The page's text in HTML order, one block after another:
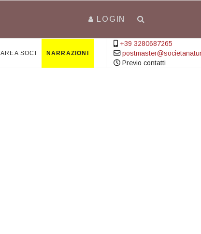
LOGIN
AREA SOCI NARRAZIONI
+39 3280687265
Previo contatti